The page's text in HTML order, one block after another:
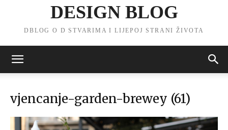
DESIGN BLOG
DBLOG O D STVARIMA I LIJEPOJ STRANI ŽIVOTA
vjencanje-garden-brewey (61)